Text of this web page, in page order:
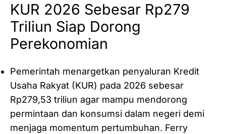
KUR 2026 Sebesar Rp279
Triliun Siap Dorong
Perekonomian
Pemerintah menargetkan penyaluran Kredit
Usaha Rakyat (KUR) pada 2026 sebesar
Rp279,53 triliun agar mampu mendorong
permintaan dan konsumsi dalam negeri demi
menjaga momentum pertumbuhan. Ferry